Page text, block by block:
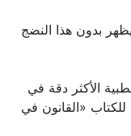
بدون هذا النضج
الأكثر دقة في
للكتاب «القانون في